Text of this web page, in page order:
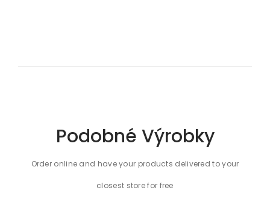
Podobné Výrobky
Order online and have your products delivered to your
closest store for free